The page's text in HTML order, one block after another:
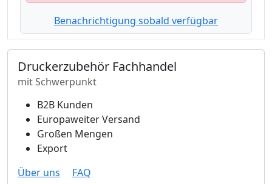
Benachrichtigung sobald verfügbar
Druckerzubehör Fachhandel
mit Schwerpunkt
B2B Kunden
Europaweiter Versand
Großen Mengen
Export
Über uns
FAQ